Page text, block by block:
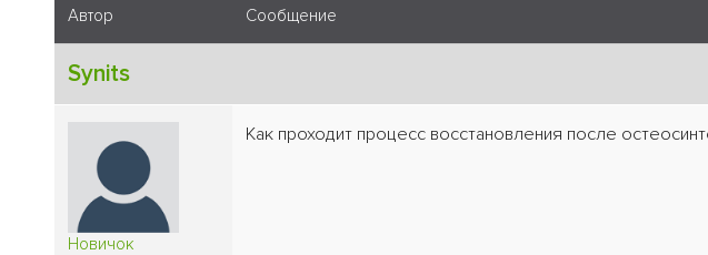
Автор Сообщение
Synits
Новичок
Как проходит процесс восстановления после